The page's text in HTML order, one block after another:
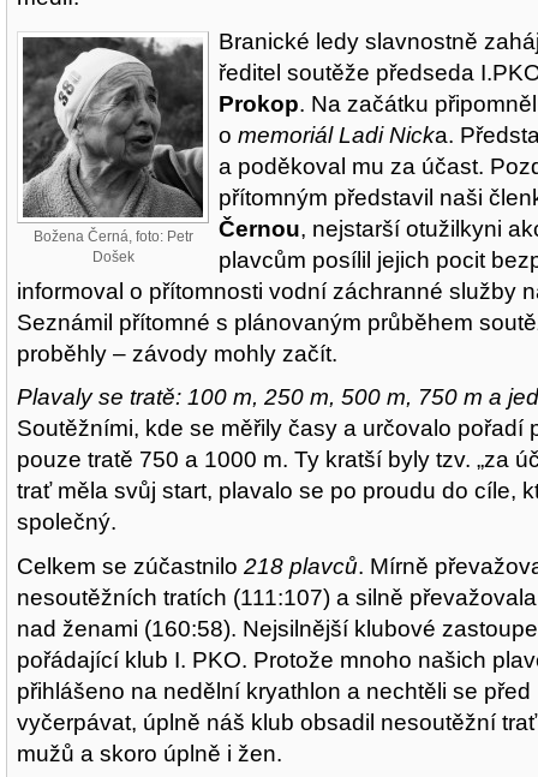
Božena Černá, foto: Petr
Došek
Branické ledy slavnostně
ředitel soutěže předseda
Prokop. Na začátku
o memoriál Ladi Nicka.
a poděkoval mu za účast.
přítomným představil naši
Černou, nejstarší otužilkyni
plavcům posílil jejich pocit
informoval o přítomnosti vodní záchranné služby
Seznámil přítomné s plánovaným průběhem
proběhly – závody mohly začít.
Plavaly se tratě: 100 m, 250 m, 500 m, 750 m a
Soutěžními, kde se měřily časy a určovalo pořadí
pouze tratě 750 a 1000 m. Ty kratší byly tzv. „za
trať měla svůj start, plavalo se po proudu do cíle,
společný.
Celkem se zúčastnilo 218 plavců. Mírně
nesoutěžních tratích (111:107) a silně
nad ženami (160:58). Nejsilnější klubové
pořádající klub I. PKO. Protože mnoho našich
přihlášeno na nedělní kryathlon a nechtěli se před
vyčerpávat, úplně náš klub obsadil nesoutěžní
mužů a skoro úplně i žen.